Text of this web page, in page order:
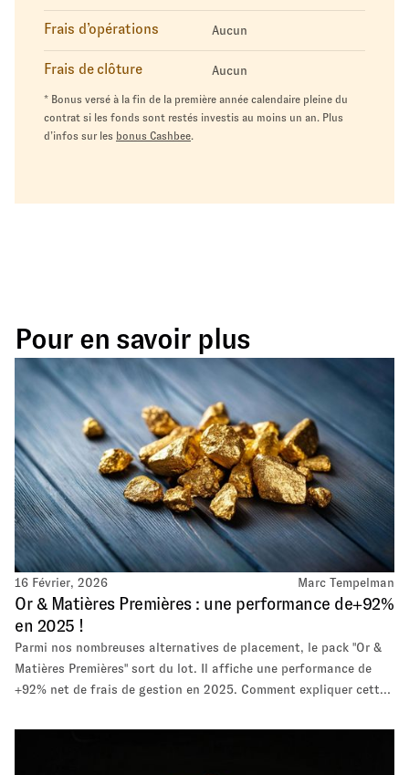
Frais d’opérations Aucun
Frais de clôture Aucun
* Bonus versé à la fin de la première année calendaire pleine du
contrat si les fonds sont restés investis au moins un an. Plus
d’infos sur les bonus Cashbee.
Pour en savoir plus
16 Février, 2026 Marc Tempelman
Or & Matières Premières : une performance de+92%
en 2025 !
Parmi nos nombreuses alternatives de placement, le pack "Or &
Matières Premières" sort du lot. Il affiche une performance de
+92% net de frais de gestion en 2025. Comment expliquer cette
l'or physique ? Quels risques ont pris les investisseurs pour